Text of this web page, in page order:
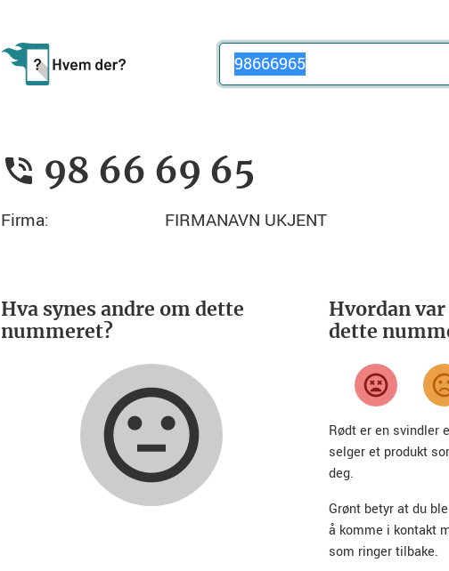
Telefonnummer
98 66 69 65
Firma: FIRMANAVN UKJENT
Hva synes andre om dette
nummeret?
Hvordan
dette
Rødt er en svindler
selger et produkt
deg.
Grønt betyr at du
å komme i kontakt
som ringer tilbake.